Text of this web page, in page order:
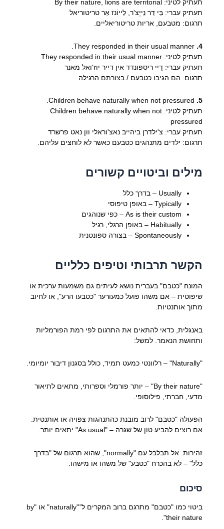
תעתיק לטיני: By their nature, lions are territorial
תעתיק עברי: בַּי דֵר נֵייְצ'ר, לַייוֹנז אַר טריטוריאל
תרגום: מטבעם, אריות טריטוריאליים.
4.
תעתיק לטיני: They responded in their usual manner
תעתיק עברי: דֵיי ריספונדד אין דייר יוז'ואל מאנר
תרגום: הם הגיבו כטבעם / בצורתם הרגילה.
5.
תעתיק לטיני: Children behave naturally when not
pressured
תעתיק עברי: צ'ילדרן ביהייב נאצ'וראלי וון נאט פרשרד
תרגום: ילדים מתנהגים כטבעם כאשר לא לוחצים עליהם.
מילים וביטויים קשורים
Usually – בדרך כלל
Typically – באופן טיפוסי
As is their custom – כפי שנוהגים
Habitually – באופן הרגלי, רגיל
Spontaneously – בצורה ספונטנית
הקשר תרבותי וטיפים כלליים
המונח "כטבם" בעברית נושא לעיתים גם משמעות ערכית או
שיפוטית – אם משהו פועל כמעורער "כטבעו הרע", או לחיוב
מתוך אותנטיות.
באנגלית, כדאי להתאים את התרגום לפי רמת הפורמליות
ותחושת הנאמר. למשל:
"Naturally" – רלוונטי כמעט תמיד, כולל בסגנון דיבור יומיומי.
"By their nature" – יותר פורמלי וספרותי, מתאים לתיאור
מדעי, חברתי, פילוסופי.
הפעולה "כטבם" לרוב מובנת כהתנהגות צפויה או אותנטית.
אם רוצים להביע טון של שגרה – "As usual" יתאים יותר.
זהירות: אל תבלבל עם "normally", שהוא תרגום של "בדרך
כלל" – לא בהכרח "כטבע" של משהו או מישהו.
סיכום
ביטוי כמו "כטבם" מתרגם ברוב המקרים ל־"naturally" או "by
their nature".